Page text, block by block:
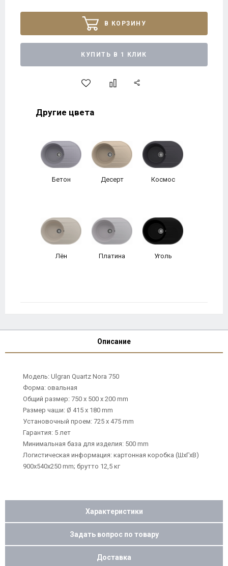
В КОРЗИНУ
КУПИТЬ В 1 КЛИК
Другие цвета
Бетон Десерт Космос
Лён Платина Уголь
Описание
Модель: Ulgran Quartz Nora 750
Форма: овальная
Общий размер: 750 х 500 х 200 mm
Размер чаши: Ø 415 х 180 mm
Установочный проем: 725 х 475 mm
Гарантия: 5 лет
Минимальная база для изделия: 500 mm
Логистическая информация: картонная коробка (ШхГхВ)
900х540х250 mm; брутто 12,5 кг
Характеристики
Задать вопрос по товару
Доставка